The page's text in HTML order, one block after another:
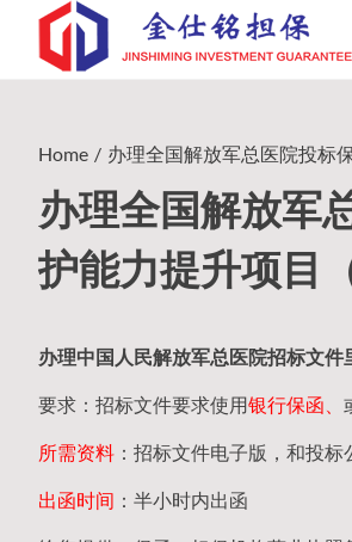
content
Home 办理全国解放军总医院投标
办理全国解放军
护能力提升项目
办理中国人民解放军总医院招标文件
要求：招标文件要求使用银行保函、
所需资料 ：招标文件电子版，和投
出函时间 ：半小时内出函